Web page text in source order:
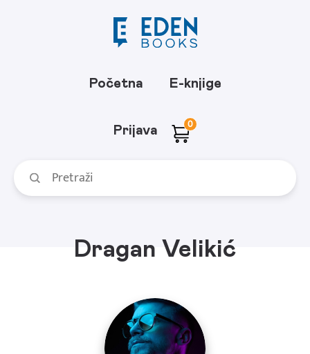
Početna E-knjige
Prijava 0
Dragan Velikić